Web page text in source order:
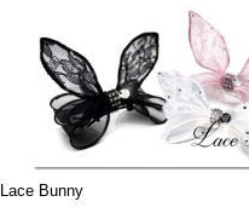
Lace Bunny